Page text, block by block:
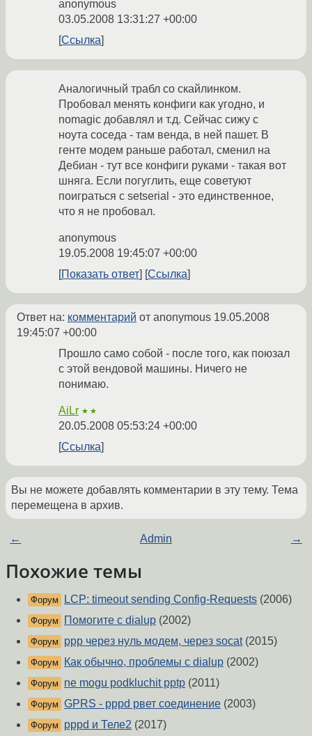
anonymous
03.05.2008 13:31:27 +00:00
Ссылка
Аналогичный трабл со скайлинком.
Пробовал менять конфиги как угодно, и
nomagic добавлял и т.д. Сейчас сижу с
ноута соседа - там венда, в ней пашет. В
генте модем раньше работал, сменил на
Дебиан - тут все конфиги руками - такая вот
шняга. Если погуглить, еще советуют
поиграться с setserial - это единственное,
что я не пробовал.
anonymous
19.05.2008 19:45:07 +00:00
Показать ответ
Ссылка
Ответ на: комментарий от anonymous 19.05.2008
19:45:07 +00:00
Прошло само собой - после того, как поюзал
с этой вендовой машины. Ничего не
понимаю.
AiLr ★★
20.05.2008 05:53:24 +00:00
Ссылка
Вы не можете добавлять комментарии в эту тему. Тема
перемещена в архив.
← Admin →
Похожие темы
Форум LCP: timeout sending Config-Requests (2006)
Форум Помогите с dialup (2002)
Форум ppp через нуль модем, через socat(2015)
Форум Как обычно, проблемы с dialup (2002)
Форум ne mogu podkluchit pptp (2011)
Форум GPRS - pppd рвет соединение (2003)
Форум pppd и Теле2 (2017)